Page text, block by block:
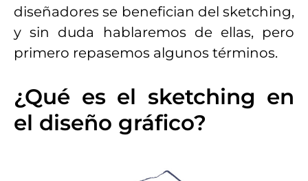
diseñadores se benefician del sketching,
y sin duda hablaremos de ellas, pero
primero repasemos algunos términos.
¿Qué es el sketching en
el diseño gráfico?